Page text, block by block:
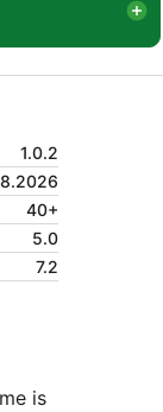
1.0.2
40+
5.0
7.2
is